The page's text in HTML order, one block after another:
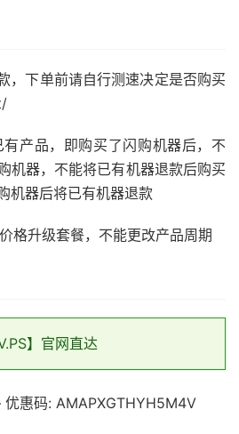
，下单前请自行测速决定是否购买
产品，即购买了闪购机器后，不
机器，不能将已有机器退款后购买
机器后将已有机器退款
格升级套餐，不能更改产品周期
V.PS】官网直达
优惠码: AMAPXGTHYH5M4V